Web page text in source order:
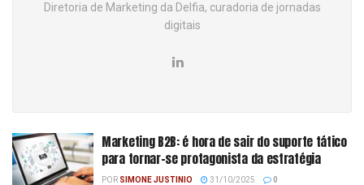
Diretoria de Marketing da Delfia, curadoria de jornadas
digitais
Marketing B2B: é hora de sair do suporte tático
para tornar-se protagonista da estratégia
POR SIMONE JUSTINIO 31/10/2025 0